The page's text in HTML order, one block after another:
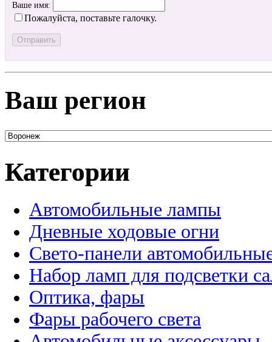
Ваше имя:
Пожалуйста, поставьте галочку.
Ваш регион
Категории
Автомобильные лампы
Дневные ходовые огни
Свето-панели
Набор ламп для подсветки
Оптика, фары
Фары рабочего света